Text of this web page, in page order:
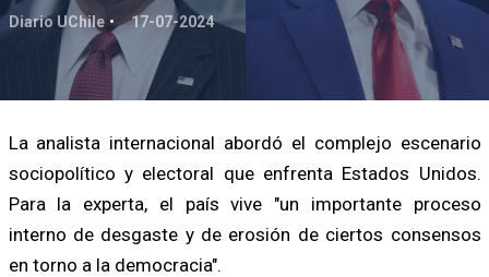
Diario UChile 17-07-2024
La analista internacional abordó el complejo escenario
sociopolítico y electoral que enfrenta Estados Unidos.
Para la experta, el país vive "un importante proceso
interno de desgaste y de erosión de ciertos consensos
en torno a la democracia".